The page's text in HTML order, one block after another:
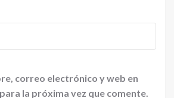
correo electrónico y web en
la próxima vez que comente.